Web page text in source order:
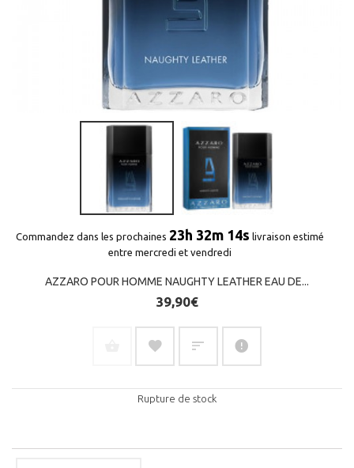
Commandez dans les prochaines 23h 32m 13s livraison estimé
entre mercredi et vendredi
AZZARO POUR HOMME NAUGHTY LEATHER EAU DE...
39,90€
Rupture de stock